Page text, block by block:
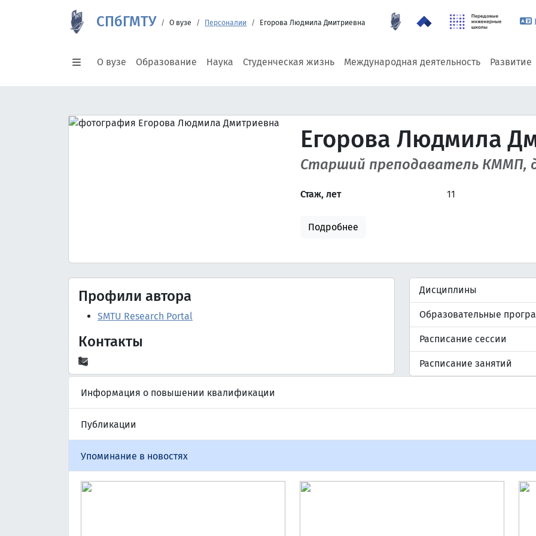
СПбГМТУ О вузе Персоналии Егорова Людмила Дмитриевна
О вузе Образование Наука Студенческая жизнь Международная деятельность Развитие
Егорова Людмила
Старший преподаватель КММП,
Стаж, лет 11
Подробнее
Профили автора
SMTU Research Portal
Контакты
Дисциплины
Образовательные
Расписание сессии
Расписание занятий
Информация о повышении квалификации
Публикации
Упоминание в новостях